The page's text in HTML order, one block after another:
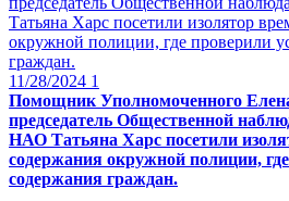
11/28/2024 1
Помощник Уполномоченного
председатель Общественной
НАО Татьяна Харс посетили
содержания окружной полиции,
содержания граждан.